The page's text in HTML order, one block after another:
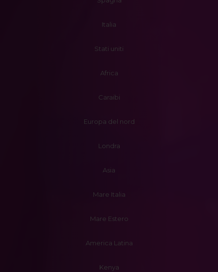
Italia
Stati uniti
Africa
Caraibi
Europa del nord
Londra
Asia
Mare Italia
Mare Estero
America Latina
Kenya